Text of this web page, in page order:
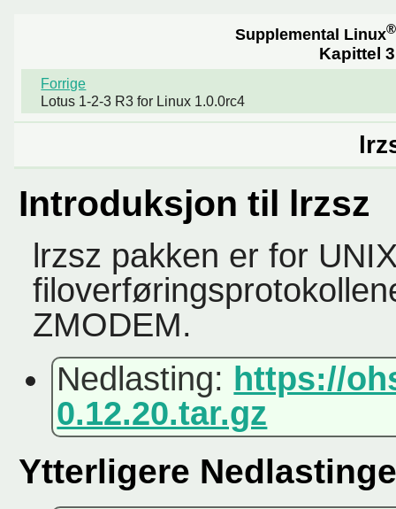
Supplemental Linux®
Kapittel
Forrige
Lotus 1-2-3 R3 for Linux 1.0.0rc4
Introduksjon til lrzsz
lrzsz pakken er for
ZMODEM.
Nedlasting: https://
0.12.20.tar.gz
Ytterligere